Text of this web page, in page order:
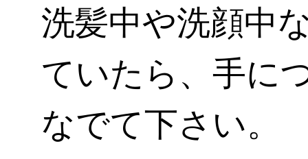
洗髪中や洗顔中
ていたら、手に
なでて下さい。